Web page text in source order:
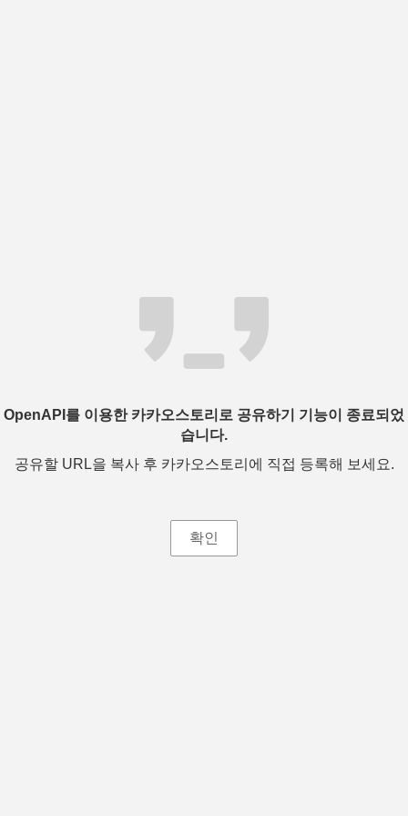
OpenAPI를 이용한 카카오스토리로 공유하기 기능이 종료되었
습니다.
공유할 URL을 복사 후 카카오스토리에 직접 등록해 보세요.
확인